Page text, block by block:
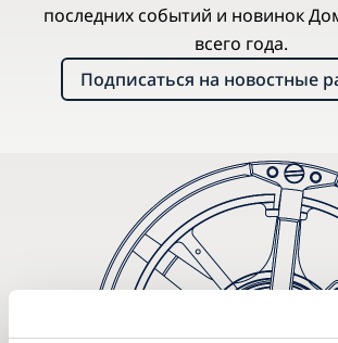
последних событий и новинок
всего года.
Подписаться на новостные